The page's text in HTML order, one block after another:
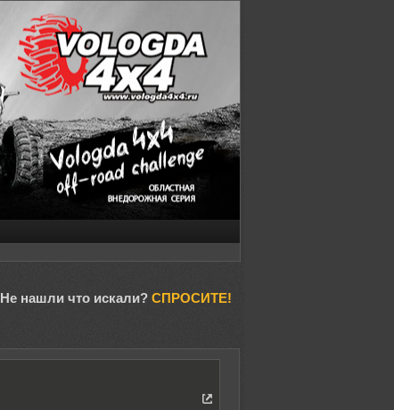
Не нашли что искали? СПРОСИТЕ!